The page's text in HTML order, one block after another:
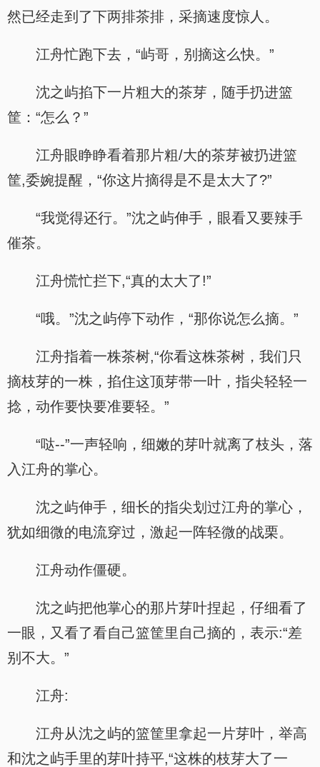
然已经走到了下两排茶排，采摘速度惊人。
江舟忙跑下去，“屿哥，别摘这么快。”
沈之屿掐下一片粗大的茶芽，随手扔进篮
筐：“怎么？”
江舟眼睁睁看着那片粗/大的茶芽被扔进篮
筐,委婉提醒，“你这片摘得是不是太大了?”
“我觉得还行。”沈之屿伸手，眼看又要辣手
催茶。
江舟慌忙拦下,“真的太大了!”
“哦。”沈之屿停下动作，“那你说怎么摘。”
江舟指着一株茶树,“你看这株茶树，我们只
摘枝芽的一株，掐住这顶芽带一叶，指尖轻轻一
捻，动作要快要准要轻。”
“哒--”一声轻响，细嫩的芽叶就离了枝头，落
入江舟的掌心。
沈之屿伸手，细长的指尖划过江舟的掌心，
犹如细微的电流穿过，激起一阵轻微的战栗。
江舟动作僵硬。
沈之屿把他掌心的那片芽叶捏起，仔细看了
一眼，又看了看自己篮筐里自己摘的，表示:“差
别不大。”
江舟:
江舟从沈之屿的篮筐里拿起一片芽叶，举高
和沈之屿手里的芽叶持平,“这株的枝芽大了一